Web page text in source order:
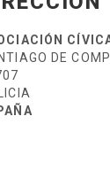
DE